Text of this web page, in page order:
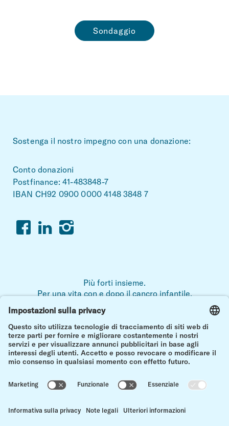
Sondaggio
Sostenga il nostro impegno con una donazione:
Conto donazioni
Postfinance: 41-483848-7
IBAN CH92 0900 0000 4148 3848 7
FacebookLinkedinInstagram
Più forti insieme.
Per una vita con e dopo il cancro infantile.